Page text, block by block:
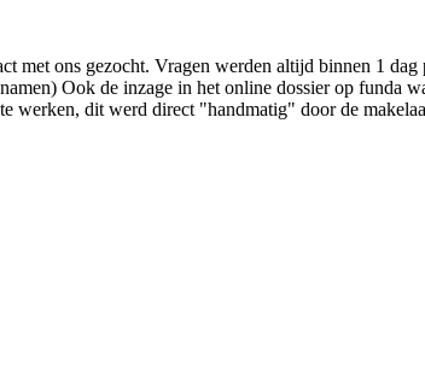
met ons gezocht. Vragen werden altijd binnen 1
Ook de inzage in het online dossier op funda
dit werd direct "handmatig" door de